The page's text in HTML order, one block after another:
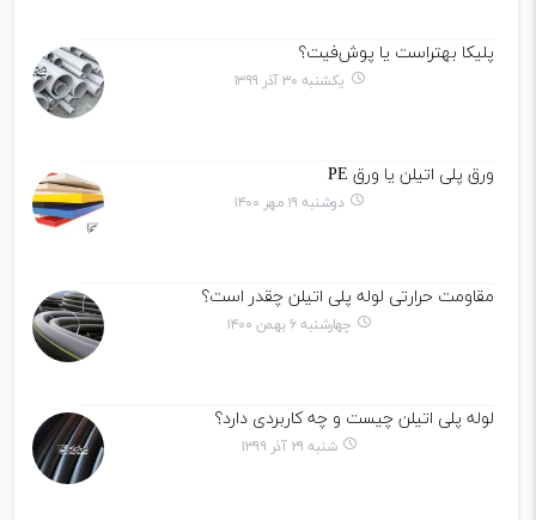
پلیکا بهتراست یا پوش‌فیت؟
یکشنبه ۳۰ آذر ۱۳۹۹
ورق پلی اتیلن یا ورق PE
دوشنبه ۱۹ مهر ۱۴۰۰
مقاومت حرارتی لوله پلی اتیلن چقدر است؟
چهارشنبه ۶ بهمن ۱۴۰۰
لوله پلی اتیلن چیست و چه کاربردی دارد؟
شنبه ۲۹ آذر ۱۳۹۹